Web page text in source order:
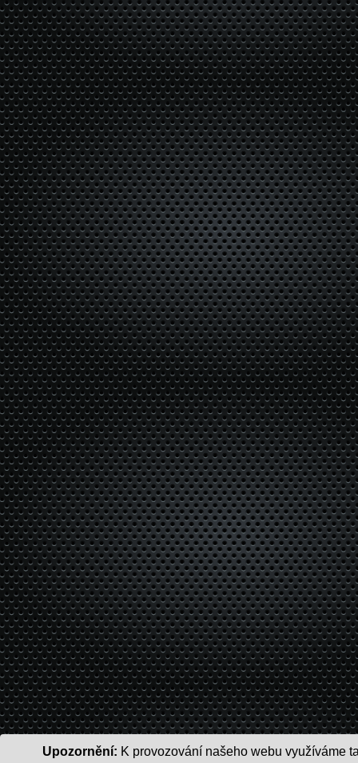
Upozornění: K provozování našeho webu využíváme